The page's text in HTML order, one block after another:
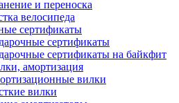
и переноска
велосипеда
сертификаты
сертификаты
сертификаты на байкфит
амортизация
вилки
вилки